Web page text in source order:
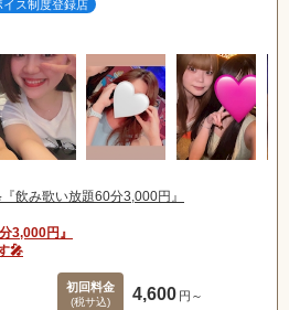
イス制度登録店
飲み歌い放題60分3,000円』
3,000円』
🎤
初回料金
(税サ込) 4,600 円～